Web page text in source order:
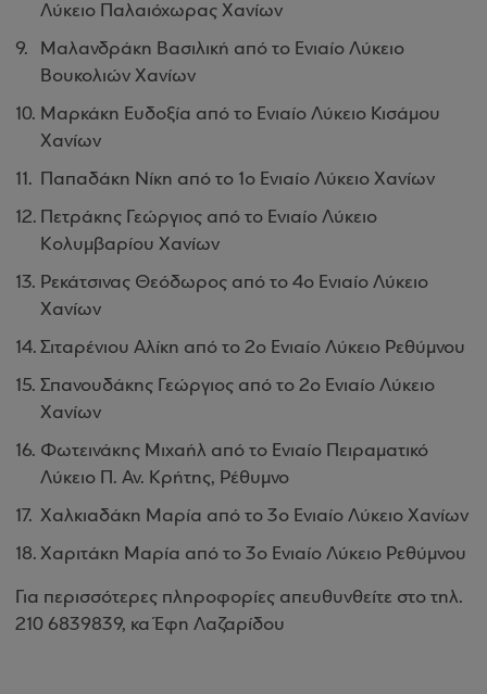
Λύκειο Παλαιόχωρας Χανίων
Μαλανδράκη Βασιλική από το Ενιαίο Λύκειο
Βουκολιών Χανίων
Μαρκάκη Ευδοξία από το Ενιαίο Λύκειο Κισάμου
Χανίων
Παπαδάκη Νίκη από το 1ο Ενιαίο Λύκειο Χανίων
Πετράκης Γεώργιος από το Ενιαίο Λύκειο
Κολυμβαρίου Χανίων
Ρεκάτσινας Θεόδωρος από το 4ο Ενιαίο Λύκειο
Χανίων
Σιταρένιου Αλίκη από το 2ο Ενιαίο Λύκειο Ρεθύμνου
Σπανουδάκης Γεώργιος από το 2ο Ενιαίο Λύκειο
Χανίων
Φωτεινάκης Μιχαήλ από το Ενιαίο Πειραματικό
Λύκειο Π. Αν. Κρήτης, Ρέθυμνο
Χαλκιαδάκη Μαρία από το 3ο Ενιαίο Λύκειο Χανίων
Χαριτάκη Μαρία από το 3ο Ενιαίο Λύκειο Ρεθύμνου
Για περισσότερες πληροφορίες απευθυνθείτε στο τηλ.
210 6839839, κα Έφη Λαζαρίδου